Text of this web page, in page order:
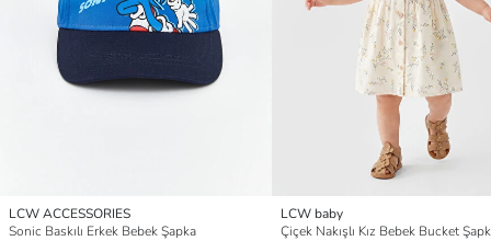
LCW ACCESSORIES
Sonic Baskılı Erkek Bebek Şapka
LCW baby
Çiçek Nakışlı Kız Bebek Bucket